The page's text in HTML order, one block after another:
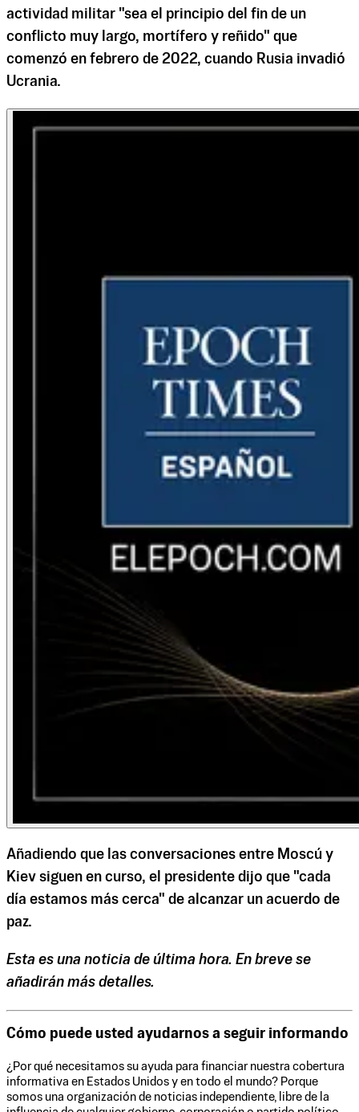
actividad militar "sea el principio del fin de un
conflicto muy largo, mortífero y reñido" que
comenzó en febrero de 2022, cuando Rusia invadió
Ucrania.
Añadiendo que las conversaciones entre Moscú y
Kiev siguen en curso, el presidente dijo que "cada
día estamos más cerca" de alcanzar un acuerdo de
paz.
Esta es una noticia de última hora. En breve se
añadirán más detalles.
Cómo puede usted ayudarnos a seguir informando
¿Por qué necesitamos su ayuda para financiar nuestra cobertura
informativa en Estados Unidos y en todo el mundo? Porque
somos una organización de noticias independiente, libre de la